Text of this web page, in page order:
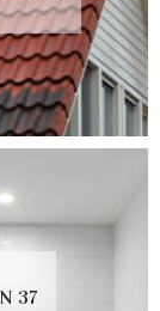
37